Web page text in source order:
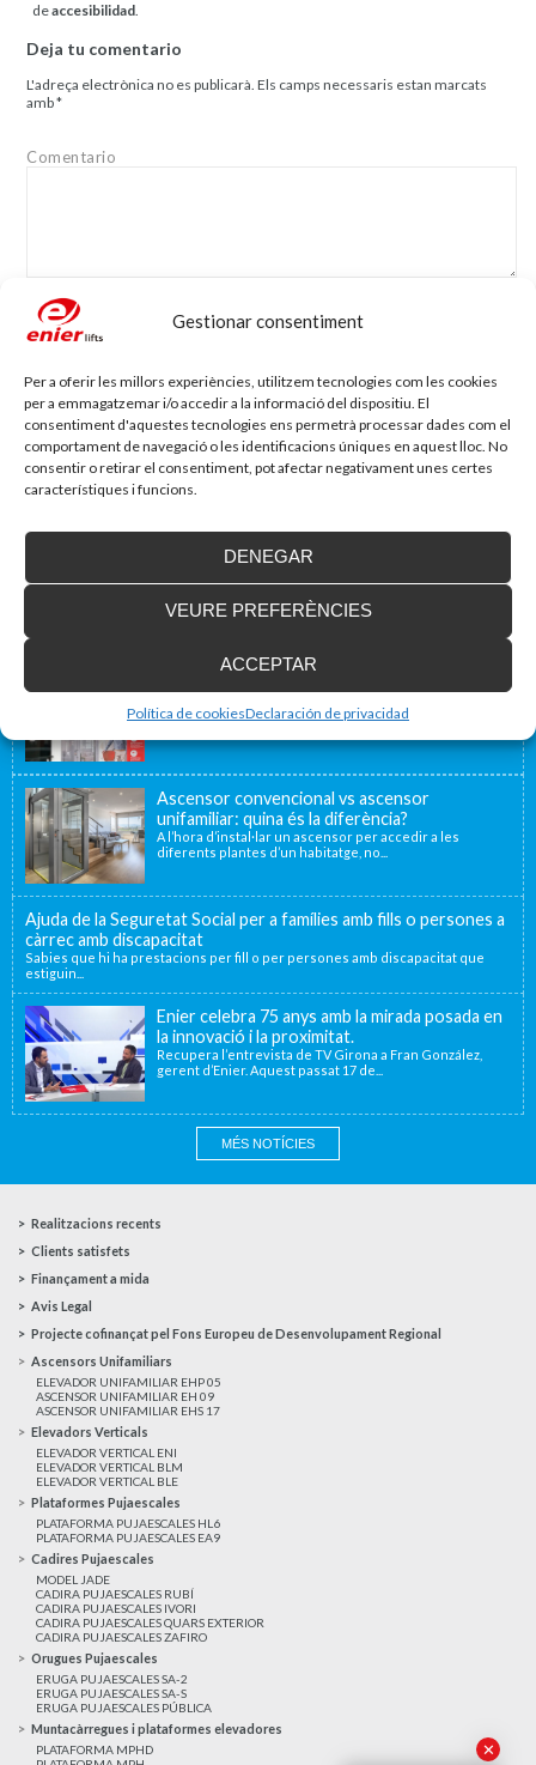
Gestionar consentiment
Per a oferir les millors experiències, utilitzem tecnologies com les cookies
per a emmagatzemar i/o accedir a la informació del dispositiu. El
consentiment d'aquestes tecnologies ens permetrà processar dades com el
comportament de navegació o les identificacions úniques en aquest lloc. No
consentir o retirar el consentiment, pot afectar negativament unes certes
característiques i funcions.
ACCEPTAR
DENEGAR
VEURE PREFERÈNCIES
Política de cookiesDeclaración de privacidad
deaccesibilidad.
Deja tu comentario
L'adreça electrònica no es publicarà. Els camps necessaris estan marcats
amb*
Comentario
Nom* Adreça electrònica
Lloc web
Blog d'accessibilitat
Nova seu d’Enier a la Comunitat Valenciana
Fa uns mesos vam traslladar la nostra delegació de
València a una nova ubicació...
Ascensor convencional vs ascensor
unifamiliar: quina és la diferència?
A l’hora d’instal·lar un ascensor per accedir a les
diferents plantes d’un habitatge, no...
Ajuda de la Seguretat Social per a famílies amb fills o persones a
càrrec amb discapacitat
Sabies que hi ha prestacions per fill o per persones amb discapacitat que
estiguin...
Enier celebra 75 anys amb la mirada posada en
la innovació i la proximitat.
Recupera l’entrevista de TV Girona a Fran González,
gerent d’Enier. Aquest passat 17 de...
MÉS NOTÍCIES
Realitzacions recents
Clients satisfets
Finançament a mida
Avis Legal
Projecte cofinançat pel Fons Europeu de Desenvolupament Regional
Ascensors Unifamiliars
ELEVADOR UNIFAMILIAR EHP 05
ASCENSOR UNIFAMILIAR EH 09
ASCENSOR UNIFAMILIAR EHS 17
Elevadors Verticals
ELEVADOR VERTICAL ENI
ELEVADOR VERTICAL BLM
ELEVADOR VERTICAL BLE
Plataformes Pujaescales
PLATAFORMA PUJAESCALES HL6
PLATAFORMA PUJAESCALES EA9
Cadires Pujaescales
MODEL JADE
CADIRA PUJAESCALES RUBÍ
CADIRA PUJAESCALES IVORI
CADIRA PUJAESCALES QUARS EXTERIOR
CADIRA PUJAESCALES ZAFIRO
Orugues Pujaescales
ERUGA PUJAESCALES SA-2
ERUGA PUJAESCALES SA-S
ERUGA PUJAESCALES PÚBLICA
Muntacàrregues i plataformes elevadores
PLATAFORMA MPHD
✕